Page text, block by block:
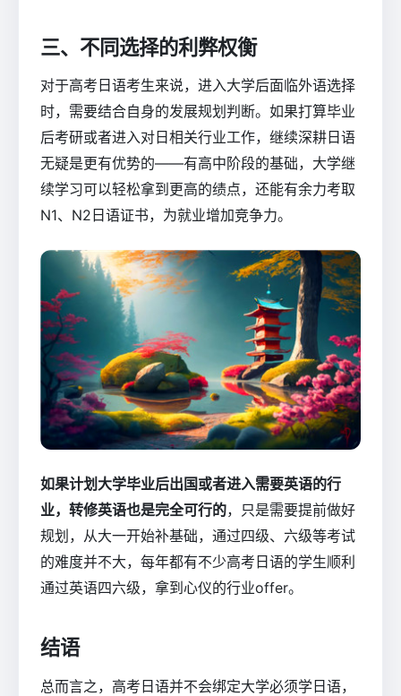
三、不同选择的利弊权衡
对于高考日语考生来说，进入大学后面临外语选择
时，需要结合自身的发展规划判断。如果打算毕业
后考研或者进入对日相关行业工作，继续深耕日语
无疑是更有优势的——有高中阶段的基础，大学继
续学习可以轻松拿到更高的绩点，还能有余力考取
N1、N2日语证书，为就业增加竞争力。
如果计划大学毕业后出国或者进入需要英语的行
业，转修英语也是完全可行的，只是需要提前做好
规划，从大一开始补基础，通过四级、六级等考试
的难度并不大，每年都有不少高考日语的学生顺利
通过英语四六级，拿到心仪的行业offer。
结语
总而言之，高考日语并不会绑定大学必须学日语，